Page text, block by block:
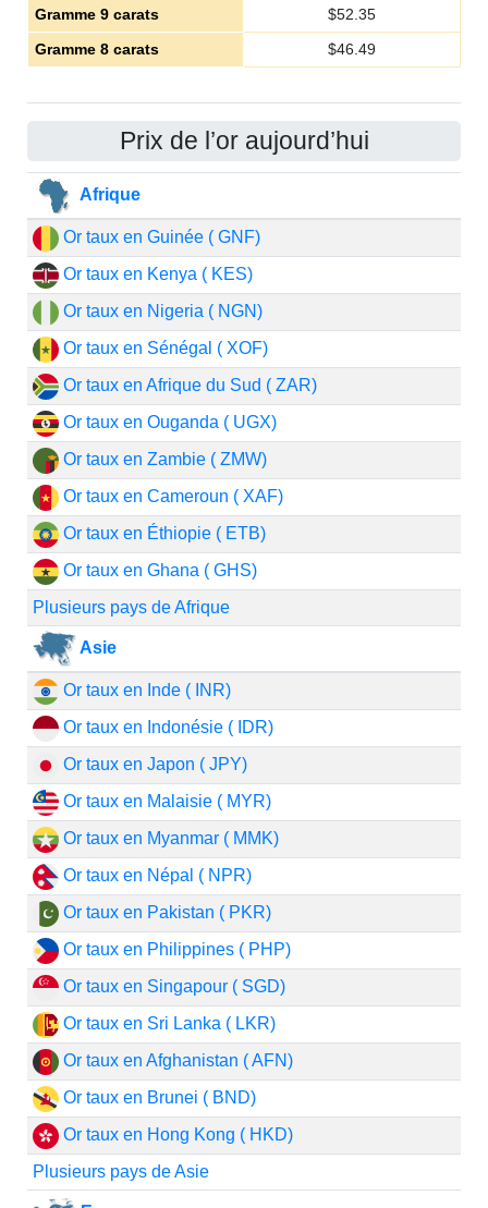
Gramme 9 carats $52.35
Gramme 8 carats
$46.49
Prix de l’or aujourd’hui
Afrique
Or taux en Guinée ( GNF)
Or taux en Kenya ( KES)
Or taux en Nigeria ( NGN)
Or taux en Sénégal ( XOF)
Or taux en Afrique du Sud ( ZAR)
Or taux en Ouganda ( UGX)
Or taux en Zambie ( ZMW)
Or taux en Cameroun ( XAF)
Or taux en Éthiopie ( ETB)
Or taux en Ghana ( GHS)
Plusieurs pays de Afrique
Asie
Or taux en Inde ( INR)
Or taux en Indonésie ( IDR)
Or taux en Japon ( JPY)
Or taux en Malaisie ( MYR)
Or taux en Myanmar ( MMK)
Or taux en Népal ( NPR)
Or taux en Pakistan ( PKR)
Or taux en Philippines ( PHP)
Or taux en Singapour ( SGD)
Or taux en Sri Lanka ( LKR)
Or taux en Afghanistan ( AFN)
Or taux en Brunei ( BND)
Or taux en Hong Kong ( HKD)
Plusieurs pays de Asie